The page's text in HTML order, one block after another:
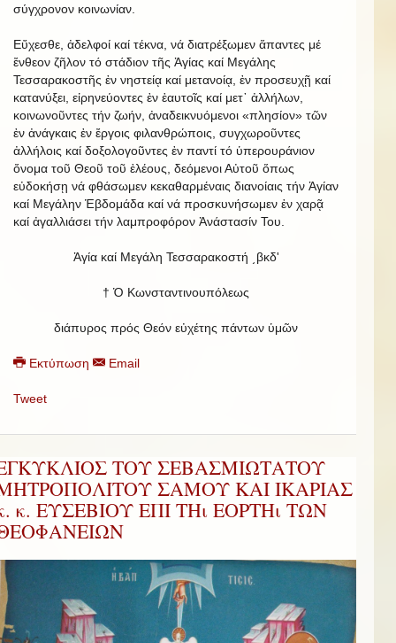
σύγχρονον κοινωνίαν.
Εὔχεσθε, ἀδελφοί καί τέκνα, νά διατρέξωμεν ἅπαντες μέ
ἔνθεον ζῆλον τό στάδιον τῆς Ἁγίας καί Μεγάλης
Τεσσαρακοστῆς ἐν νηστείᾳ καί μετανοίᾳ, ἐν προσευχῇ καί
κατανύξει, εἰρηνεύοντες ἐν ἑαυτοῖς καί μετ᾿ ἀλλήλων,
κοινωνοῦντες τήν ζωήν, ἀναδεικνυόμενοι «πλησίον» τῶν
ἐν ἀνάγκαις ἐν ἔργοις φιλανθρώποις, συγχωροῦντες
ἀλλήλοις καί δοξολογοῦντες ἐν παντί τό ὑπερουράνιον
ὄνομα τοῦ Θεοῦ τοῦ ἐλέους, δεόμενοι Αὐτοῦ ὅπως
εὐδοκήσῃ νά φθάσωμεν κεκαθαρμέναις διανοίαις τήν Ἁγίαν
καί Μεγάλην Ἑβδομάδα καί νά προσκυνήσωμεν ἐν χαρᾷ
καί ἀγαλλιάσει τήν λαμπροφόρον Ἀνάστασίν Του.
Ἁγία καί Μεγάλη Τεσσαρακοστή ͵βκδʹ
† Ὁ Κωνσταντινουπόλεως
διάπυρος πρός Θεόν εὐχέτης πάντων ὑμῶν
Εκτύπωση Email
Tweet
ΤΟΥ ΣΕΒΑΣΜΙΩΤΑΤΟΥ
ΣΑΜΟΥ ΚΑΙ ΙΚΑΡΙΑΣ
κ. ΕΥΣΕΒΙΟΥ ΕΠΙ ΤΗι ΕΟΡΤΗι ΤΩΝ